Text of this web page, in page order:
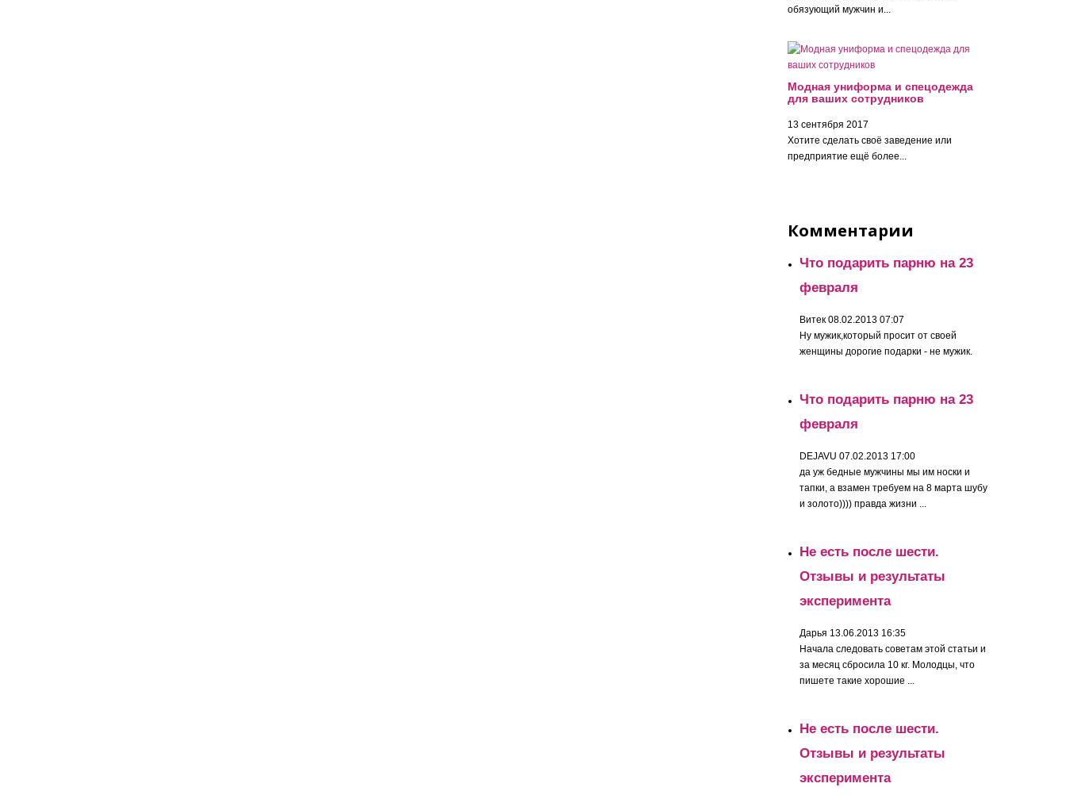
обязующий мужчин и...
Модная униформа и спецодежда
для ваших сотрудников
13 сентября 2017
Хотите сделать своё заведение или
предприятие ещё более...
Комментарии
Что подарить парню на 23
февраля
Витек 08.02.2013 07:07
Ну мужик,который просит от своей
женщины дорогие подарки - не мужик.
Что подарить парню на 23
февраля
DEJAVU 07.02.2013 17:00
да уж бедные мужчины мы им носки и
тапки, а взамен требуем на 8 марта шубу
и золото)))) правда жизни ...
Не есть после шести.
Отзывы и результаты
эксперимента
Дарья 13.06.2013 16:35
Начала следовать советам этой статьи и
за месяц сбросила 10 кг. Молодцы, что
пишете такие хорошие ...
Не есть после шести.
Отзывы и результаты
эксперимента